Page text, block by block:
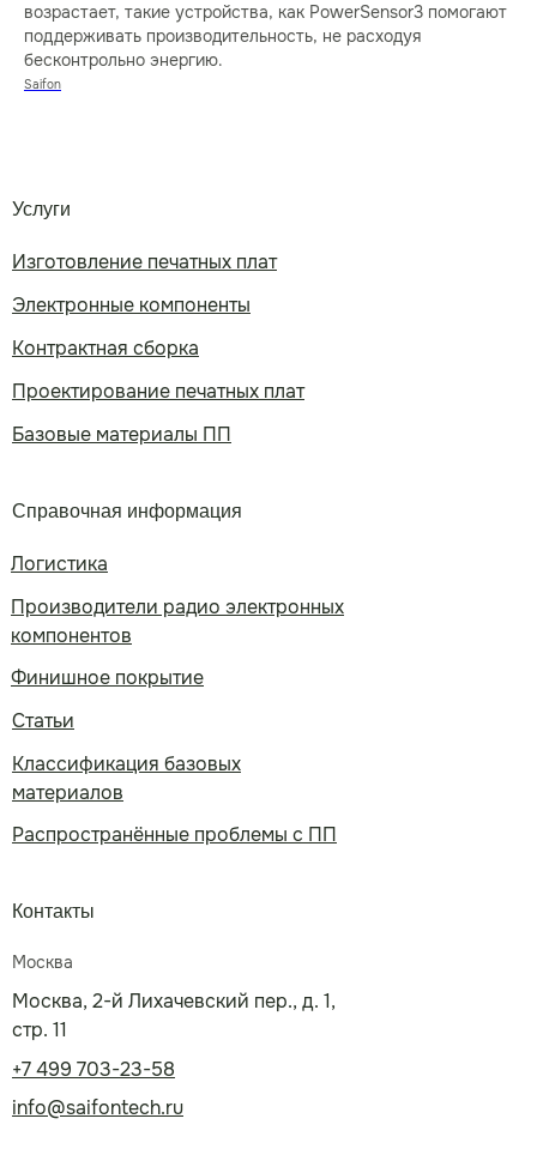
возрастает, такие устройства, как PowerSensor3 помогают
поддерживать производительность, не расходуя
бесконтрольно энергию.
Saifon
Контакты
Москва
Москва, 2-й Лихачевский пер., д. 1,
стр. 11
+7 499 703-23-58
info@saifontech.ru
Справочная информация
Статьи
Классификация базовых
материалов
Распространённые проблемы с ПП
Изготовление печатных плат
Электронные компоненты
Контрактная сборка
Проектирование печатных плат
Базовые материалы ПП
Услуги
Логистика
Финишное покрытие
Производители радио электронных
компонентов